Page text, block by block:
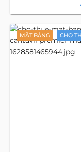
MẶT BẰNG CHO